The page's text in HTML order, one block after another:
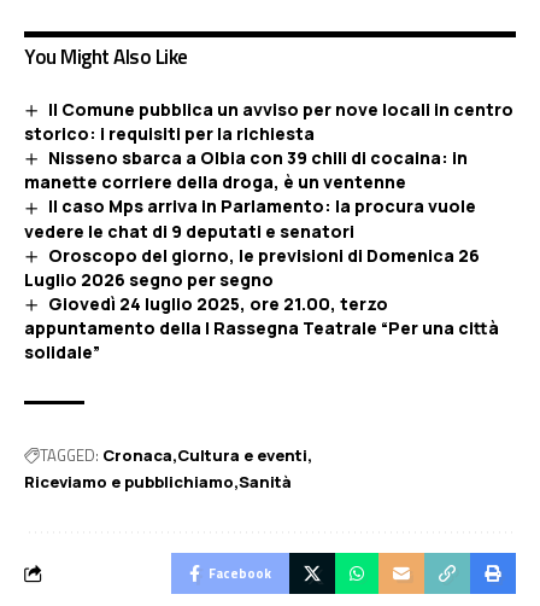
You Might Also Like
Il Comune pubblica un avviso per nove locali in centro
storico: i requisiti per la richiesta
Nisseno sbarca a Olbia con 39 chili di cocaina: in
manette corriere della droga, è un ventenne
Il caso Mps arriva in Parlamento: la procura vuole
vedere le chat di 9 deputati e senatori
Oroscopo del giorno, le previsioni di Domenica 26
Luglio 2026 segno per segno
Giovedì 24 luglio 2025, ore 21.00, terzo
appuntamento della I Rassegna Teatrale “Per una città
solidale”
TAGGED: Cronaca Cultura e eventi
Riceviamo e pubblichiamo Sanità
Facebook